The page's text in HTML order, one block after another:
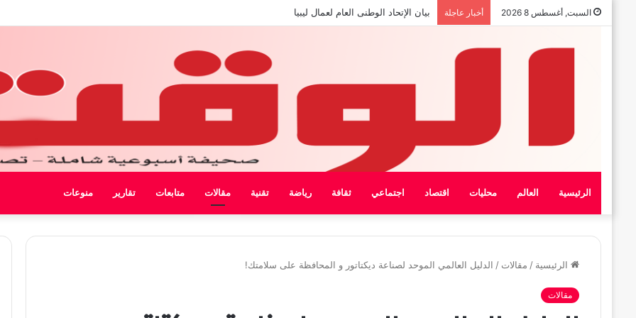
السبت, أغسطس 8 2026 أخبار عاجلة بيان الإتحاد الوطنى العام لعمال ليبيا
الرئيسية العالم محليات اقتصاد اجتماعي ثقافة رياضة تقنية مقالات متابعات تقارير منوعات
الرئيسية / مقالات / الدليل العالمي الموحد لصناعة ديكتاتور و المحافظة على سلامتك!
مقالات